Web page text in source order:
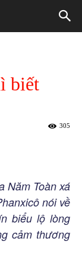
biết
305
Năm Toàn xá
nói về
biểu lộ lòng
cảm thương